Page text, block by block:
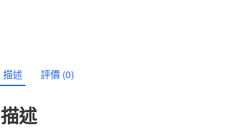
描述 評價 (0)
描述